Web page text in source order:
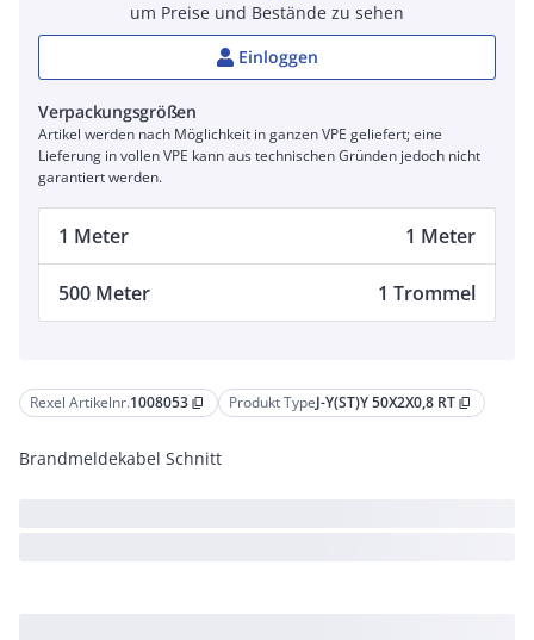
Rexel Artikelnr.1008053 content_copy Produkt TypeJ-Y(ST)Y 50X2X0,8 RT content_copy
Brandmeldekabel Schnitt
um Preise und Bestände zu sehen
Einloggen
Verpackungsgrößen
Artikel werden nach Möglichkeit in ganzen VPE geliefert; eine
Lieferung in vollen VPE kann aus technischen Gründen jedoch nicht
garantiert werden.
1 Meter 1 Meter
500 Meter 1 Trommel